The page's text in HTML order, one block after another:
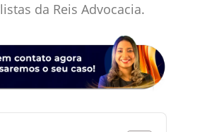
da Reis Advocacia.